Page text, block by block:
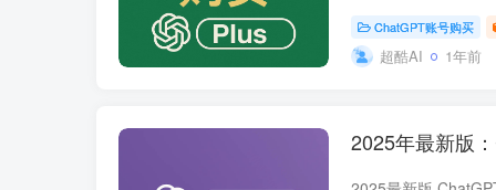
ChatGPT账号购买
超酷AI 1年前
2025年最新版